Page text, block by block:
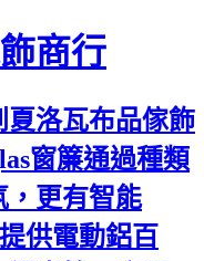
商行
洛瓦布品傢飾
窗簾通過種類
，更有智能
供電動鋁百